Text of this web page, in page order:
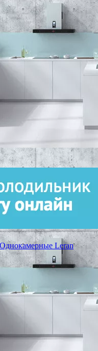
Однокамерные Leran